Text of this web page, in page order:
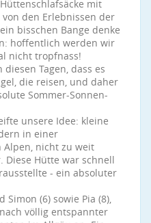
mit
den Erlebnissen der
bisschen Bange denke
hoffentlich werden wir
nicht tropfnass!
Tagen, dass es
die reisen, und daher
Sommer-Sonnen-
unsere Idee: kleine
in einer
Alpen, nicht zu weit
Hütte war schnell
- ein absoluter
Simon (6) sowie Pia (8),
völlig entspannter